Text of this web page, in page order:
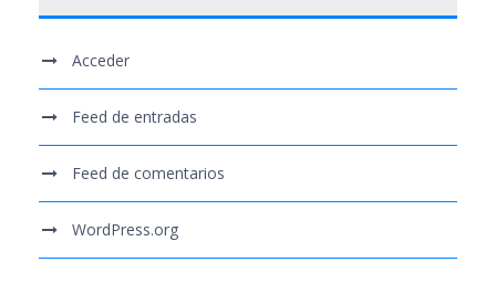
Acceder
Feed de entradas
Feed de comentarios
WordPress.org